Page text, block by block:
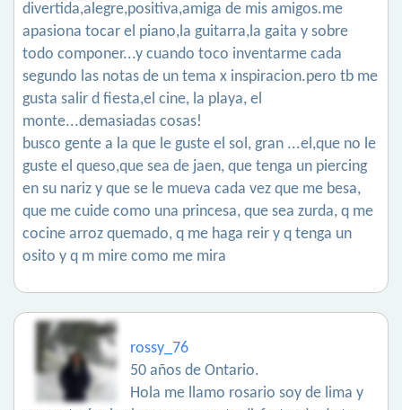
divertida,alegre,positiva,amiga de mis amigos.me
apasiona tocar el piano,la guitarra,la gaita y sobre
todo componer...y cuando toco inventarme cada
segundo las notas de un tema x inspiracion.pero tb me
gusta salir d fiesta,el cine, la playa, el
monte...demasiadas cosas!
busco gente a la que le guste el sol, gran ...el,que no le
guste el queso,que sea de jaen, que tenga un piercing
en su nariz y que se le mueva cada vez que me besa,
que me cuide como una princesa, que sea zurda, q me
cocine arroz quemado, q me haga reir y q tenga un
osito y q m mire como me mira
rossy_76
50 años de Ontario.
Hola me llamo rosario soy de lima y